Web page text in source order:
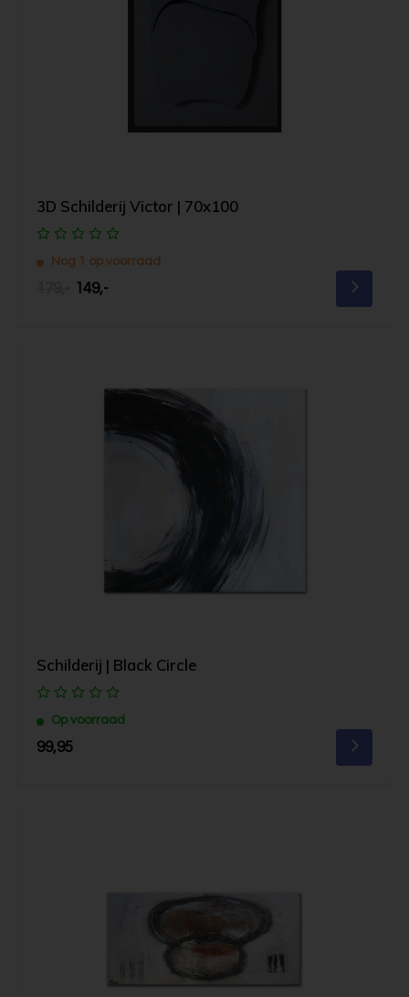
3D Schilderij Victor | 70x100
Nog 1 op voorraad
149,-
Schilderij | Black Circle
Op voorraad
99,95